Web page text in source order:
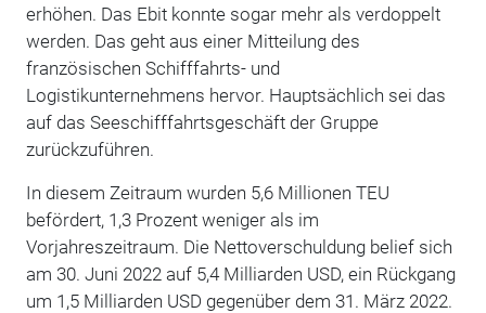
erhöhen. Das Ebit konnte sogar mehr als verdoppelt
werden. Das geht aus einer Mitteilung des
französischen Schifffahrts- und
Logistikunternehmens hervor. Hauptsächlich sei das
auf das Seeschifffahrtsgeschäft der Gruppe
zurückzuführen.
In diesem Zeitraum wurden 5,6 Millionen TEU
befördert, 1,3 Prozent weniger als im
Vorjahreszeitraum. Die Nettoverschuldung belief sich
am 30. Juni 2022 auf 5,4 Milliarden USD, ein Rückgang
um 1,5 Milliarden USD gegenüber dem 31. März 2022.